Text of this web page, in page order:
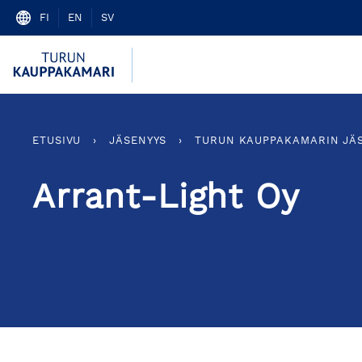
Skip
FI EN SV
ETUSIVU › JÄSENYYS › TURUN KAUPPAKAMARIN
Arrant-Light Oy